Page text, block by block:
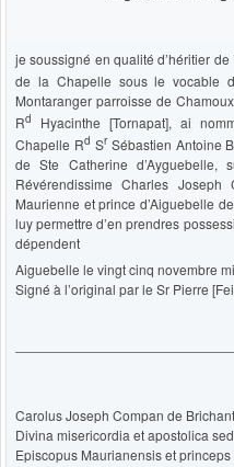
je soussigné en qualité d’héritier
de la Chapelle sous le vocable
Montaranger parroisse de
Rd
Hyacinthe [Tornapat], ai
Chapelle Rd SrSébastien Antoine
de Ste Catherine d’Ayguebelle,
Révérendissime Charles
Maurienne et prince d’Aiguebelle
luy permettre d’en prendres
dépendent
Aiguebelle le vingt cinq novembre
Signé à l’original par le Sr Pierre
Carolus Joseph Compan de
Divina misericordia et apostolica
Episcopus Maurianensis et